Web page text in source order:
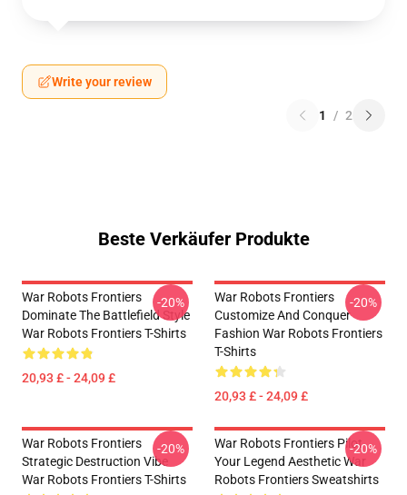
Write your review
1 / 2
Beste Verkäufer Produkte
War Robots Frontiers
Dominate The Battlefield Style
War Robots Frontiers T-Shirts
20,93 £ - 24,09 £
-20%
War Robots Frontiers
Customize And Conquer
Fashion War Robots Frontiers
T-Shirts
20,93 £ - 24,09 £
-20%
War Robots Frontiers
Strategic Destruction Vibe
War Robots Frontiers T-Shirts
-20%
War Robots Frontiers Pilot
Your Legend Aesthetic War
Robots Frontiers Sweatshirts
-20%